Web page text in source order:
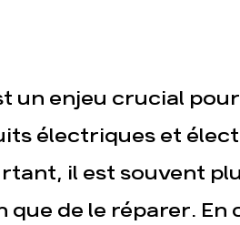
un enjeu crucial
électriques et
il est souvent
que de le réparer. En